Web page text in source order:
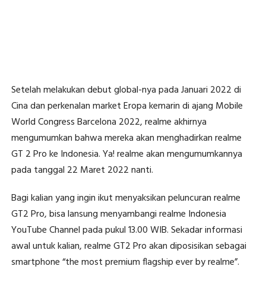
Setelah melakukan debut global-nya pada Januari 2022 di
Cina dan perkenalan market Eropa kemarin di ajang Mobile
World Congress Barcelona 2022, realme akhirnya
mengumumkan bahwa mereka akan menghadirkan realme
GT 2 Pro ke Indonesia. Ya! realme akan mengumumkannya
pada tanggal 22 Maret 2022 nanti.
Bagi kalian yang ingin ikut menyaksikan peluncuran realme
GT2 Pro, bisa lansung menyambangi realme Indonesia
YouTube Channel pada pukul 13.00 WIB. Sekadar informasi
awal untuk kalian, realme GT2 Pro akan diposisikan sebagai
smartphone “the most premium flagship ever by realme”.